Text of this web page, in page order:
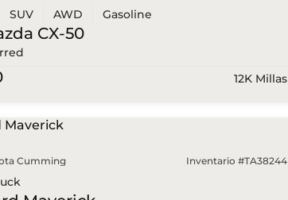
SUV AWD Gasoline
CX-50
12K Millas
Cumming Inventario #TA38244